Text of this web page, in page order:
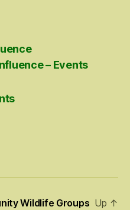
– Events
Wildlife Groups Up ↑